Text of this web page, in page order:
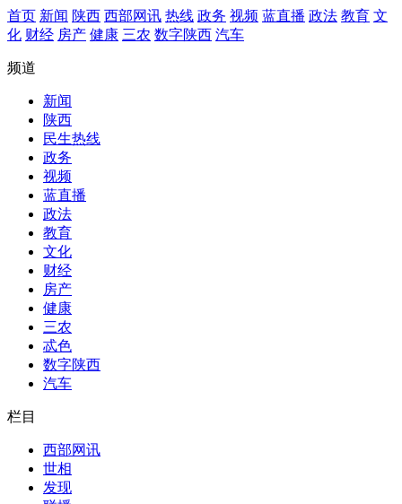
首页 新闻 陕西 西部网讯 热线 政务 视频 蓝直播 政法 教育 文
化 财经 房产 健康 三农 数字陕西 汽车
频道
新闻
陕西
民生热线
政务
视频
蓝直播
政法
教育
文化
财经
房产
健康
三农
忒色
数字陕西
汽车
栏目
西部网讯
世相
发现